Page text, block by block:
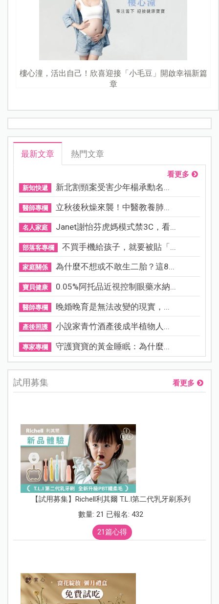
樓心潼，活出自己！欣喜迎接「小毛豆」開啟幸福新篇
章
最新文章 熱門文章
看更多
新知快遞 新北割頸案受害少年楊承勳名...
醫師專欄 立秋後秋燥來襲！中醫教養肺...
名人家庭 Janet謝怡芬虎媽模式禁3C，看...
部落客專欄 不買手機給孩子，就要被貼「...
家庭關係 為什麼不想或不敢生二胎？這8...
寶貝健康 0.05%阿托品近視控制眼藥水納...
醫師專欄 晚婚晚育是無法改變的現實，...
產後照護 小說家青竹酒產後成半植物人...
專家專欄 守護寶寶的黃金睡眠：為什麼...
試用募集 看更多
【試用募集】Richell利其爾 T.L.I第二代乳牙刷系列
數量: 21 已報名: 432
21篇心得